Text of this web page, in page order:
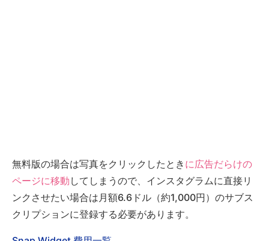
無料版の場合は写真をクリックしたとき に広告だらけの
ページに移動 してしまうので、インスタグラムに直接リ
ンクさせたい場合は月額6.6ドル（約1,000円）のサブス
クリプションに登録する必要があります。